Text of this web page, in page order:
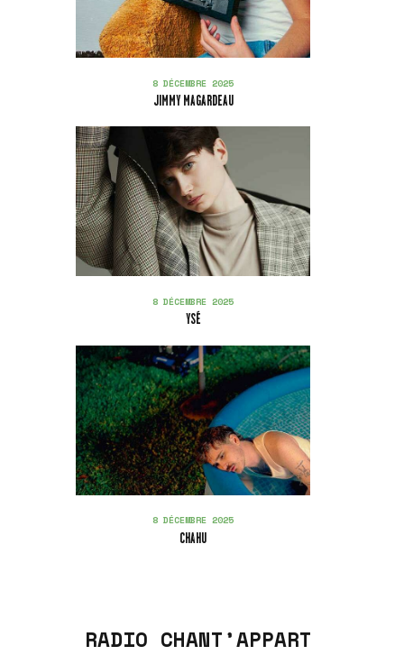
8 DÉCEMBRE 2025
JIMMY MAGARDEAU
8 DÉCEMBRE 2025
YSÉ
8 DÉCEMBRE 2025
CHAHU
RADIO CHANT’APPART